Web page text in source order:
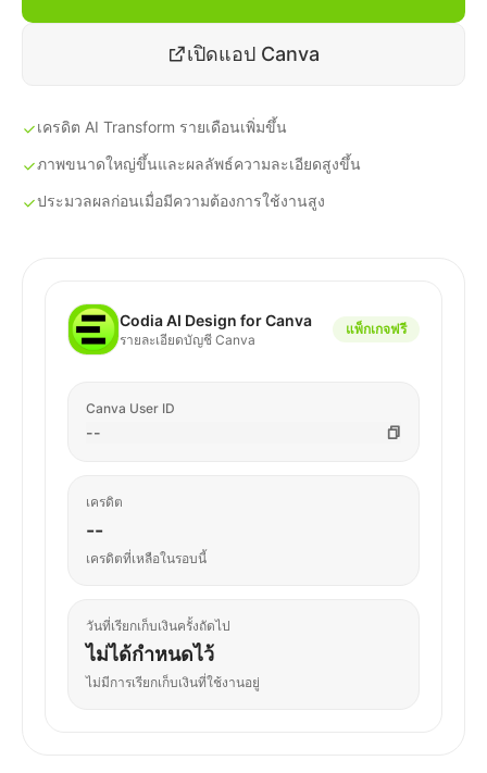
เปิดแอป Canva
เครดิต AI Transform รายเดือนเพิ่มขึ้น
ภาพขนาดใหญ่ขึ้นและผลลัพธ์ความละเอียดสูงขึ้น
ประมวลผลก่อนเมื่อมีความต้องการใช้งานสูง
Codia AI Design for Canva
รายละเอียดบัญชี Canva
แพ็กเกจฟรี
Canva User ID
--
เครดิต
--
เครดิตที่เหลือในรอบนี้
วันที่เรียกเก็บเงินครั้งถัดไป
ไม่ได้กำหนดไว้
ไม่มีการเรียกเก็บเงินที่ใช้งานอยู่